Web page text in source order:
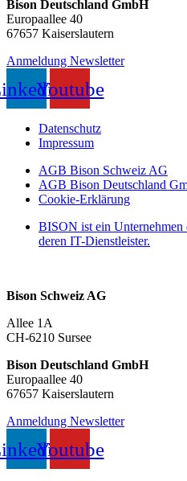
Bison Deutschland GmbH
Europaallee 40
67657 Kaiserslautern
Anmeldung Newsletter
Youtube
Datenschutz
Impressum
AGB Bison Schweiz AG
AGB Bison Deutschland
Cookie-Erklärung
BISON ist ein
deren IT-Dienstleister.
Bison Schweiz AG
Allee 1A
CH-6210 Sursee
Bison Deutschland GmbH
Europaallee 40
67657 Kaiserslautern
Anmeldung Newsletter
Youtube